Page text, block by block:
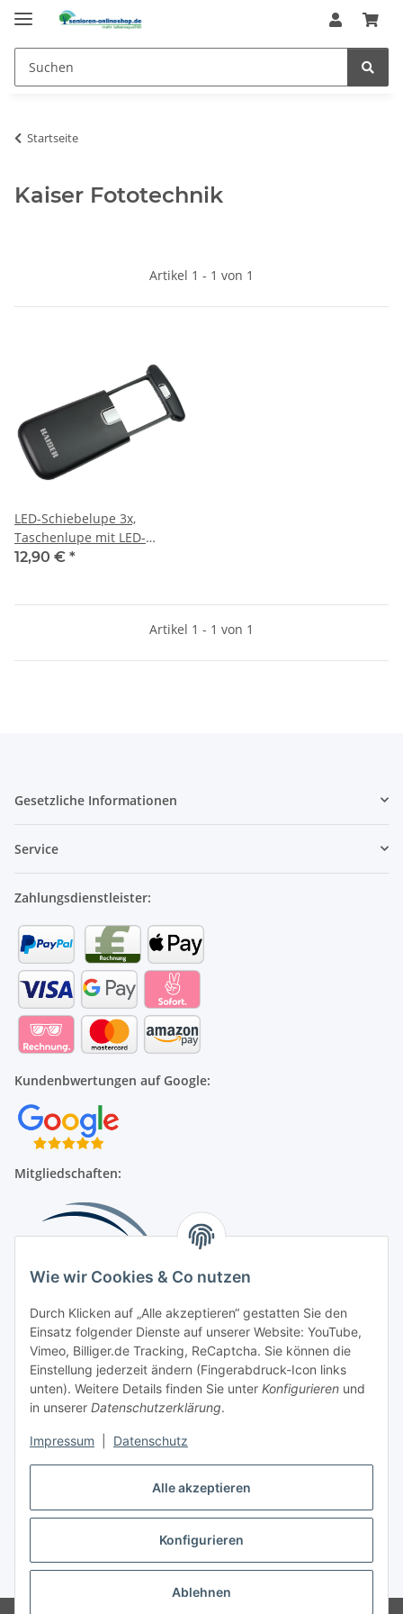
Alle akzeptieren
Konfigurieren
Ablehnen
Wie wir Cookies & Co nutzen
Durch Klicken auf „Alle akzeptieren“ gestatten Sie den
Einsatz folgender Dienste auf unserer Website: YouTube,
Vimeo, Billiger.de Tracking, ReCaptcha. Sie können die
Einstellung jederzeit ändern (Fingerabdruck-Icon links
unten). Weitere Details finden Sie unter Konfigurieren und
in unserer Datenschutzerklärung.
Impressum Datenschutz
Startseite
Kaiser Fototechnik
Artikel 1 - 1 von 1
LED-Schiebelupe 3x,
Taschenlupe mit LED-
Beleuchtung mobile
12,90 € *
Artikel 1 - 1 von 1
Gesetzliche Informationen
Service
Zahlungsdienstleister:
Kundenbwertungen auf Google:
Mitgliedschaften:
Beliebte Kategorien
Kompressionsversorgung
* Alle Preise inkl. gesetzlicher USt., zzgl.Versand